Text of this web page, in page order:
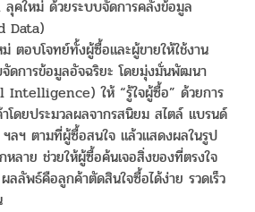
ลุคใหม่ ด้วยระบบจัดการคลังข้อมูล
Data)
ตอบโจทย์ทั้งผู้ซื้อและผู้ขายให้ใช้งาน
ดการข้อมูลอัจฉริยะ โดยมุ่งมั่นพัฒนา
Intelligence) ให้ “รู้ใจผู้ซื้อ” ด้วยการ
โดยประมวลผลจากรสนิยม สไตล์ แบรนด์
ฯลฯ ตามที่ผู้ซื้อสนใจ แล้วแสดงผลในรูป
ลาย ช่วยให้ผู้ซื้อค้นเจอสิ่งของที่ตรงใจ
ลลัพธ์คือลูกค้าตัดสินใจซื้อได้ง่าย รวดเร็ว